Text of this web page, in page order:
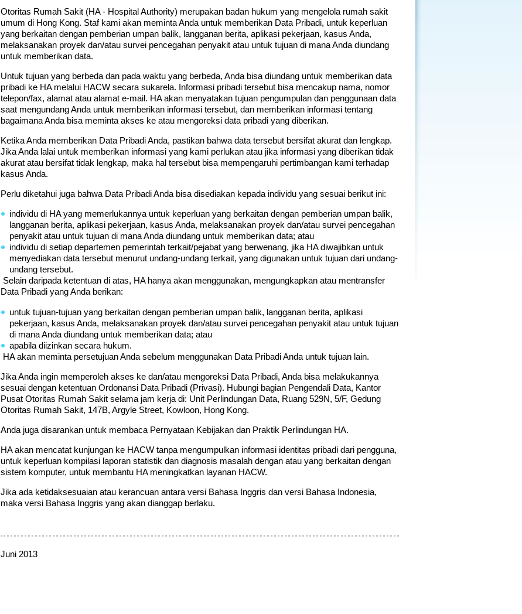
Otoritas Rumah Sakit (HA - Hospital Authority) merupakan badan hukum yang mengelola rumah sakit
umum di Hong Kong. Staf kami akan meminta Anda untuk memberikan Data Pribadi, untuk keperluan
yang berkaitan dengan pemberian umpan balik, langganan berita, aplikasi pekerjaan, kasus Anda,
melaksanakan proyek dan/atau survei pencegahan penyakit atau untuk tujuan di mana Anda diundang
untuk memberikan data.
Untuk tujuan yang berbeda dan pada waktu yang berbeda, Anda bisa diundang untuk memberikan data
pribadi ke HA melalui HACW secara sukarela. Informasi pribadi tersebut bisa mencakup nama, nomor
telepon/fax, alamat atau alamat e-mail. HA akan menyatakan tujuan pengumpulan dan penggunaan data
saat mengundang Anda untuk memberikan informasi tersebut, dan memberikan informasi tentang
bagaimana Anda bisa meminta akses ke atau mengoreksi data pribadi yang diberikan.
Ketika Anda memberikan Data Pribadi Anda, pastikan bahwa data tersebut bersifat akurat dan lengkap.
Jika Anda lalai untuk memberikan informasi yang kami perlukan atau jika informasi yang diberikan tidak
akurat atau bersifat tidak lengkap, maka hal tersebut bisa mempengaruhi pertimbangan kami terhadap
kasus Anda.
Perlu diketahui juga bahwa Data Pribadi Anda bisa disediakan kepada individu yang sesuai berikut ini:
individu di HA yang memerlukannya untuk keperluan yang berkaitan dengan pemberian umpan balik,
langganan berita, aplikasi pekerjaan, kasus Anda, melaksanakan proyek dan/atau survei pencegahan
penyakit atau untuk tujuan di mana Anda diundang untuk memberikan data; atau
individu di setiap departemen pemerintah terkait/pejabat yang berwenang, jika HA diwajibkan untuk
menyediakan data tersebut menurut undang-undang terkait, yang digunakan untuk tujuan dari undang-
undang tersebut.
Selain daripada ketentuan di atas, HA hanya akan menggunakan, mengungkapkan atau mentransfer
Data Pribadi yang Anda berikan:
untuk tujuan-tujuan yang berkaitan dengan pemberian umpan balik, langganan berita, aplikasi
pekerjaan, kasus Anda, melaksanakan proyek dan/atau survei pencegahan penyakit atau untuk tujuan
di mana Anda diundang untuk memberikan data; atau
apabila diizinkan secara hukum.
HA akan meminta persetujuan Anda sebelum menggunakan Data Pribadi Anda untuk tujuan lain.
Jika Anda ingin memperoleh akses ke dan/atau mengoreksi Data Pribadi, Anda bisa melakukannya
sesuai dengan ketentuan Ordonansi Data Pribadi (Privasi). Hubungi bagian Pengendali Data, Kantor
Pusat Otoritas Rumah Sakit selama jam kerja di: Unit Perlindungan Data, Ruang 529N, 5/F, Gedung
Otoritas Rumah Sakit, 147B, Argyle Street, Kowloon, Hong Kong.
Anda juga disarankan untuk membaca Pernyataan Kebijakan dan Praktik Perlindungan HA.
HA akan mencatat kunjungan ke HACW tanpa mengumpulkan informasi identitas pribadi dari pengguna,
untuk keperluan kompilasi laporan statistik dan diagnosis masalah dengan atau yang berkaitan dengan
sistem komputer, untuk membantu HA meningkatkan layanan HACW.
Jika ada ketidaksesuaian atau kerancuan antara versi Bahasa Inggris dan versi Bahasa Indonesia,
maka versi Bahasa Inggris yang akan dianggap berlaku.
Juni 2013